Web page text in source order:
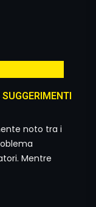
noto tra i
Mentre